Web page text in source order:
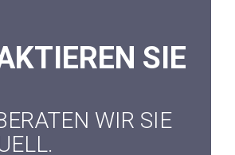
SIE
WIR SIE